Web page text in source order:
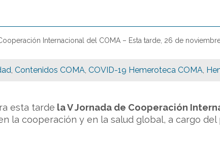
Internacional del COMA – Esta tarde, 26 de
, Contenidos COMA, COVID-19 Hemeroteca COMA,
esta tarde la V Jornada de Cooperación
la cooperación y en la salud global, a cargo